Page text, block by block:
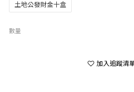
土地公發財金十盒
數量
加入追蹤清